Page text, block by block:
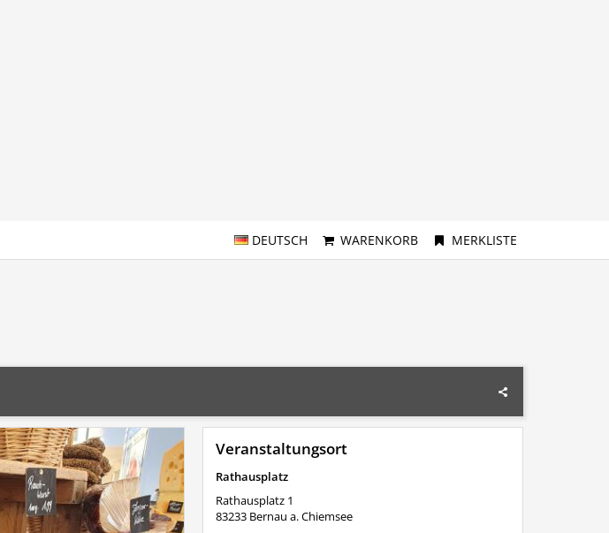
DEUTSCH WARENKORB MERKLISTE
Veranstaltungsort
Rathausplatz
Rathausplatz 1
83233 Bernau a. Chiemsee